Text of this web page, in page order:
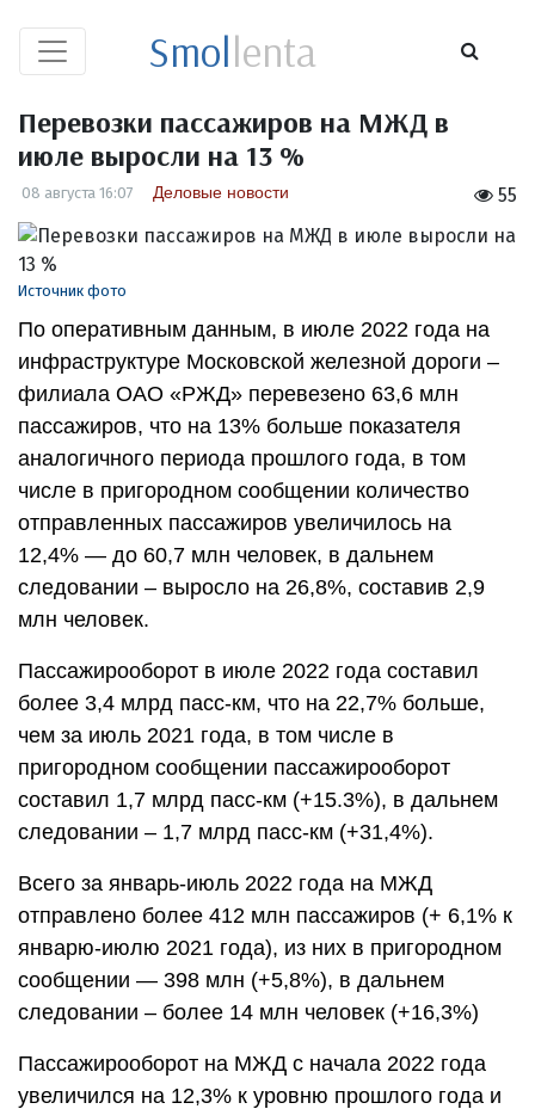
Smollenta
Перевозки пассажиров на МЖД в
июле выросли на 13 %
55
08 августа 16:07 Деловые новости
Источник фото
По оперативным данным, в июле 2022 года на
инфраструктуре Московской железной дороги –
филиала ОАО «РЖД» перевезено 63,6 млн
пассажиров, что на 13% больше показателя
аналогичного периода прошлого года, в том
числе в пригородном сообщении количество
отправленных пассажиров увеличилось на
12,4% — до 60,7 млн человек, в дальнем
следовании – выросло на 26,8%, составив 2,9
млн человек.
Пассажирооборот в июле 2022 года составил
более 3,4 млрд пасс-км, что на 22,7% больше,
чем за июль 2021 года, в том числе в
пригородном сообщении пассажирооборот
составил 1,7 млрд пасс-км (+15.3%), в дальнем
следовании – 1,7 млрд пасс-км (+31,4%).
Всего за январь-июль 2022 года на МЖД
отправлено более 412 млн пассажиров (+ 6,1% к
январю-июлю 2021 года), из них в пригородном
сообщении — 398 млн (+5,8%), в дальнем
следовании – более 14 млн человек (+16,3%)
Пассажирооборот на МЖД с начала 2022 года
увеличился на 12,3% к уровню прошлого года и